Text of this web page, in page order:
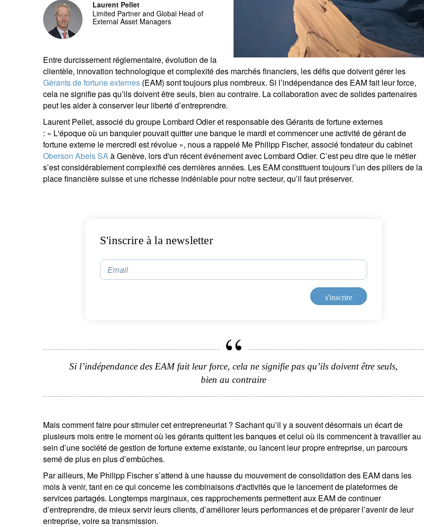
moyen-orient.
entrepreneurs.
UHNWI grands patrimoines.
Laurent Pellet
Limited Partner and Global Head of
External Asset Managers
Entre durcissement réglementaire, évolution de la
clientèle, innovation technologique et complexité des marchés financiers, les défis que doivent gérer les
Gérants de fortune externes (EAM) sont toujours plus nombreux. Si l’indépendance des EAM fait leur force,
cela ne signifie pas qu’ils doivent être seuls, bien au contraire. La collaboration avec de solides partenaires
peut les aider à conserver leur liberté d’entreprendre.
Laurent Pellet, associé du groupe Lombard Odier et responsable des Gérants de fortune externes
: « L'époque où un banquier pouvait quitter une banque le mardi et commencer une activité de gérant de
fortune externe le mercredi est révolue », nous a rappelé Me Philipp Fischer, associé fondateur du cabinet
Oberson Abels SAà Genève, lors d'un récent événement avec Lombard Odier. C’est peu dire que le métier
s’est considérablement complexifié ces dernières années. Les EAM constituent toujours l’un des piliers de la
place financière suisse et une richesse indéniable pour notre secteur, qu’il faut préserver.
S'inscrire à la newsletter
Email
s'inscrire
Si l’indépendance des EAM fait leur force, cela ne signifie pas qu’ils doivent être seuls,
bien au contraire
Mais comment faire pour stimuler cet entrepreneuriat ? Sachant qu’il y a souvent désormais un écart de
plusieurs mois entre le moment où les gérants quittent les banques et celui où ils commencent à travailler au
sein d’une société de gestion de fortune externe existante, ou lancent leur propre entreprise, un parcours
semé de plus en plus d’embûches.
Par ailleurs, Me Philipp Fischer s’attend à une hausse du mouvement de consolidation des EAM dans les
mois à venir, tant en ce qui concerne les combinaisons d'activités que le lancement de plateformes de
services partagés. Longtemps marginaux, ces rapprochements permettent aux EAM de continuer
d’entreprendre, de mieux servir leurs clients, d’améliorer leurs performances et de préparer l’avenir de leur
entreprise, voire sa transmission.